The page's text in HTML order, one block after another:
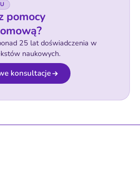
pomocy
25 lat doświadczenia w
naukowych.
konsultacje